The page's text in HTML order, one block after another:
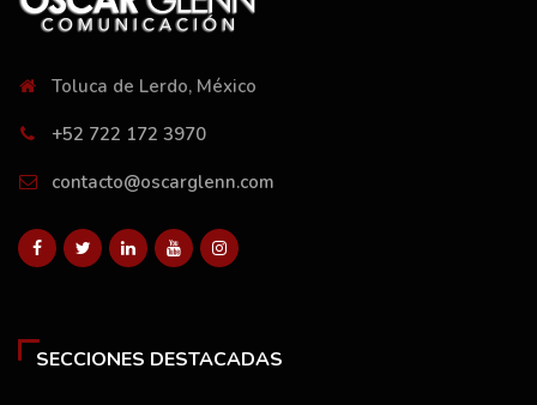
Toluca de Lerdo, México
+52 722 172 3970
contacto@oscarglenn.com
SECCIONES DESTACADAS